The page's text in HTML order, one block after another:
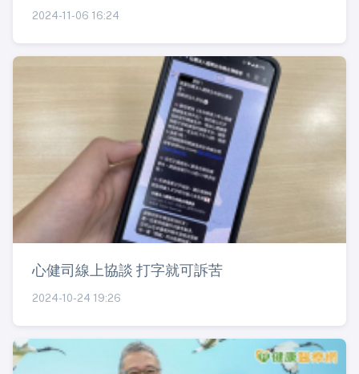
2024-11-06 16:24
心健司線上協談 打字就可訴苦
2024-10-24 19:26